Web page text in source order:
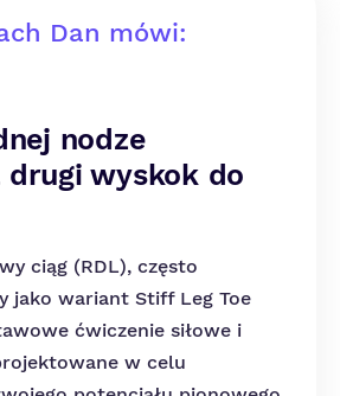
Dan mówi:
nodze
drugi wyskok do
ciąg (RDL), często
jako wariant Stiff Leg Toe
ćwiczenie siłowe i
w celu